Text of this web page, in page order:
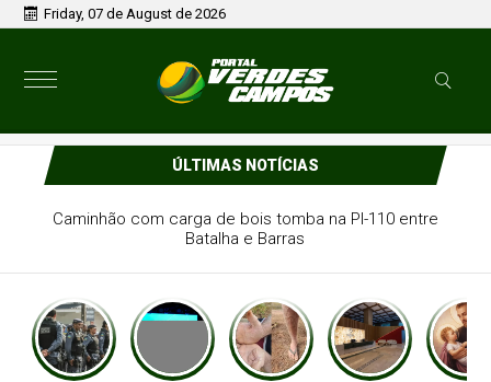
Friday, 07 de August de 2026
ÚLTIMAS NOTÍCIAS
Caminhão com carga de bois tomba na PI-110 entre
Batalha e Barras